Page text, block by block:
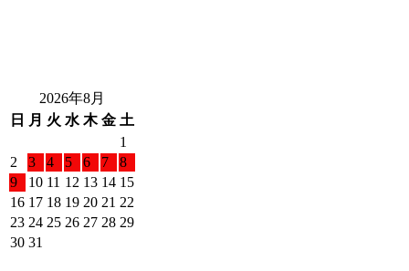
2026年8月
日
月 火 水 木 金 土
1
2
3 4 5 6 7
8
9
10 11 12 13 14 15
16 17 18 19 20 21 22
23 24 25 26 27 28 29
30 31